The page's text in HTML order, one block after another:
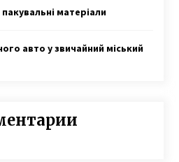
матеріали
авто у звичайний міський